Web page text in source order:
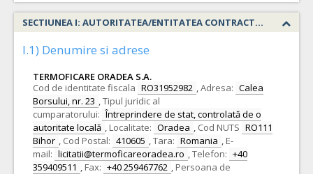
SECTIUNEA I: AUTORITATEA/ENTITATEA CONTRACTANTA
I.1) Denumire si adrese
TERMOFICARE ORADEA S.A.
Cod de identitate fiscala RO31952982 ,Adresa: Calea
Borsului, nr. 23 ,Tipul juridic al
cumparatorului: Întreprindere de stat, controlată de o
autoritate locală , Localitate: Oradea , Cod NUTS RO111
Bihor , Cod Postal: 410605 ,Tara: Romania , E-
mail: licitatii@termoficareoradea.ro ,Telefon: +40
359409511 , Fax: +40 259467762 , Persoana de